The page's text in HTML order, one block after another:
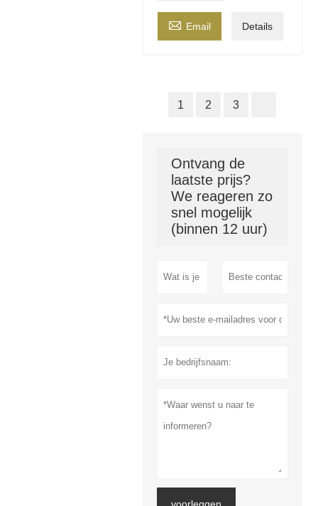
 Email Details
1 2 3
Ontvang de
laatste prijs?
We reageren zo
snel mogelijk
(binnen 12 uur)